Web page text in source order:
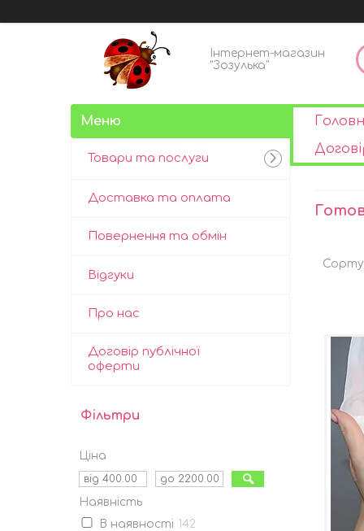
Інтернет-магазин
"Зозулька"
Товари та послуги
Доставка та оплата
Повернення та обмін
Відгуки
Про нас
Договір публічної
оферти
Фільтри
Ціна
Наявність
В наявності 142